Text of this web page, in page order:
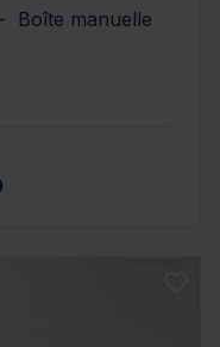
Boîte manuelle